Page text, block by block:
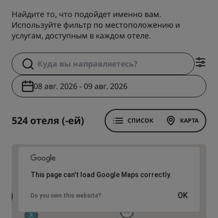
Найдите то, что подойдет именно вам.
Используйте фильтр по местоположению и
услугам, доступным в каждом отеле.
08 авг. 2026 - 09 авг. 2026
524 отеля (-ей) СПИСОК КАРТА
2 3
This page can't load Google Maps correctly.
Do you own this website? OK